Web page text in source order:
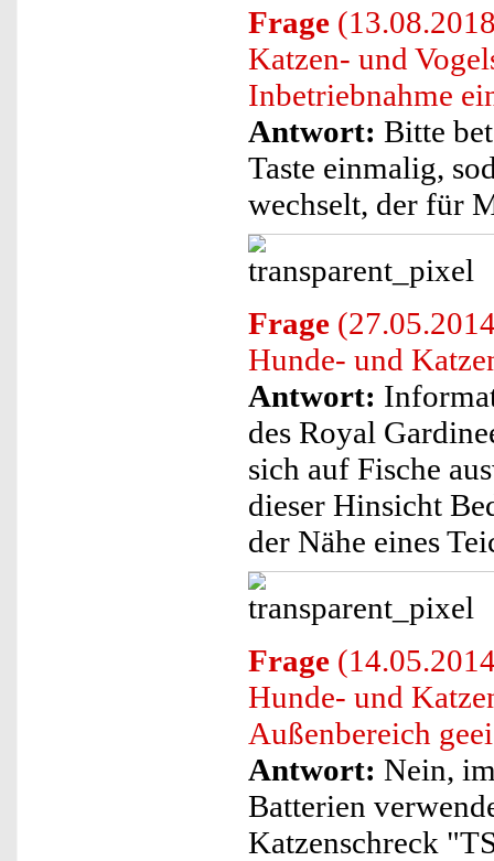
Frage
Katzen- und
Inbetriebnahme
Antwort: Bitte
Taste einmalig,
wechselt, der für
Frage
Hunde- und
Antwort:
des Royal
sich auf Fische
dieser Hinsicht
der Nähe eines
Frage
Hunde- und
Außenbereich
Antwort: Nein,
Batterien
Katzenschreck